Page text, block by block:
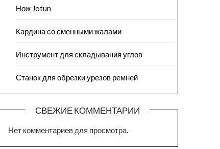
Нож Jotun
Кардина со сменными жалами
Инструмент для складывания углов
Станок для обрезки урезов ремней
СВЕЖИЕ КОММЕНТАРИИ
Нет комментариев для просмотра.